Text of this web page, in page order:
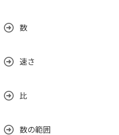
数
速さ
比
数の範囲